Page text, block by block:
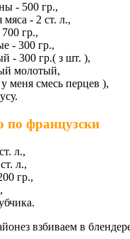
- 500 гр.,
мяса - 2 ст. л.,
гр.,
- 300 гр.,
- 300 гр.( з шт. ),
молотый,
меня смесь перцев ),
по французски
л.,
л.,
гр.,
взбиваем в